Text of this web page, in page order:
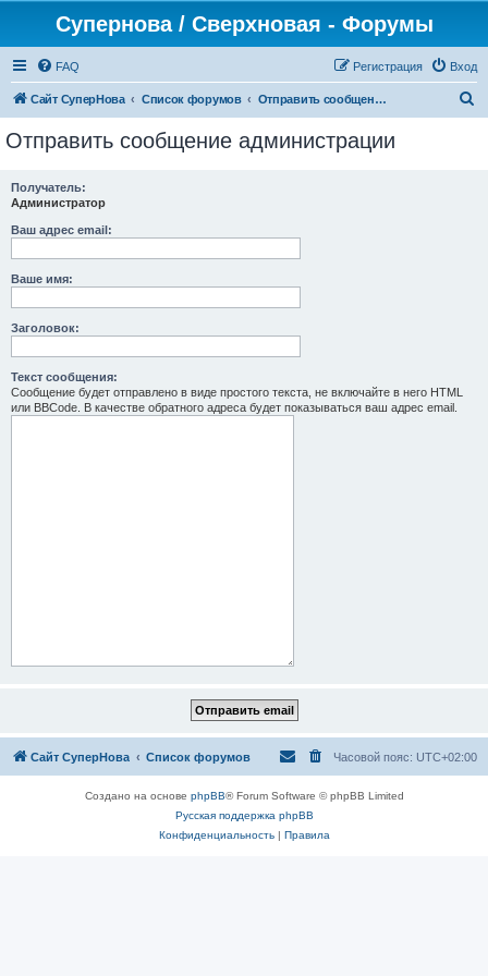
Супернова / Сверхновая - Форумы
FAQ Вход
Регистрация
Сайт СуперНова Список форумов Отправить сообщение администрации
Отправить сообщение администрации
Получатель:
Администратор
Ваш адрес email:
Ваше имя:
Заголовок:
Текст сообщения:
Сообщение будет отправлено в виде простого текста, не включайте в него HTML
или BBCode. В качестве обратного адреса будет показываться ваш адрес email.
Сайт СуперНова Список форумов Часовой пояс: UTC+02:00
Создано на основе phpBB® Forum Software © phpBB Limited
Русская поддержка phpBB
Конфиденциальность| Правила